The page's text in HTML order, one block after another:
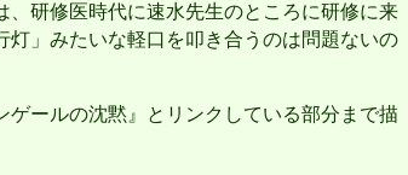
研修医時代に速水先生のところに研修に来
」みたいな軽口を叩き合うのは問題ないの
ールの沈黙』とリンクしている部分まで描